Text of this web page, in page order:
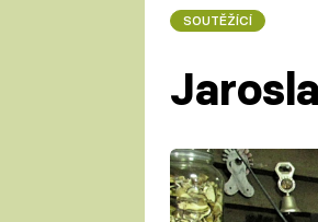
SOUTĚŽÍCÍ